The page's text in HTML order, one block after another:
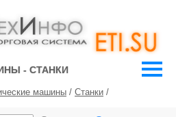
- СТАНКИ
машины / Станки /